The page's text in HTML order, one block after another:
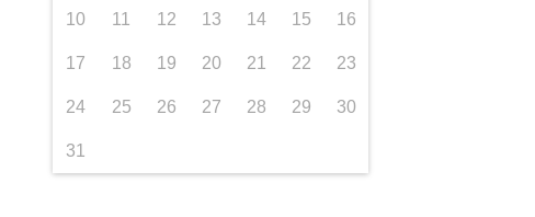
10 11 12 13 14 15 16
17 18 19 20 21 22 23
24 25 26 27 28 29 30
31